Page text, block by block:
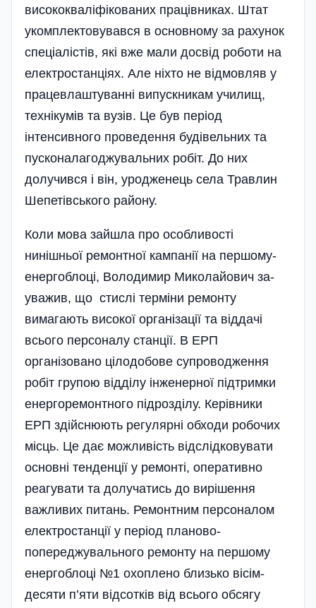
висококва­ліфікованих працівниках. Штат
укомплекто­вувався в основному за рахунок
спеціа­лістів, які вже мали досвід роботи на
електростанціях. Але ніхто не відмовляв у
працевлаштуванні випускникам училищ,
технікумів та вузів. Це був період
інтенсивно­го проведення будівельних та
пусконалагоджувальних робіт. До них
долучився і він, уродженець села Травлин
Шепетівського району.
Коли мова зайшла про особливості
нинішньої ремонтної кампанії на першому­
енергоблоці, Володимир Миколайович за­
уважив, що стислі терміни ремонту
вимагають високої організації та віддачі
всього персоналу станції. В ЕРП
організовано ціло­добове супроводження
робіт групою відділу інженерної підтримки
енергоремонтного підрозділу. Керівники
ЕРП здійснюють регу­лярні обходи робочих
місць. Це дає можли­вість відслідковувати
основні тенденції у ремонті, оперативно
реагувати та долучатись до вирішення
важливих питань. Ремонтним персоналом
електростанції у пе­ріод планово-
попереджувального ремонту на першому
енергоблоці №1 охопле­но близько ві­сім­
десяти п’яти від­сотків від всього обсягу